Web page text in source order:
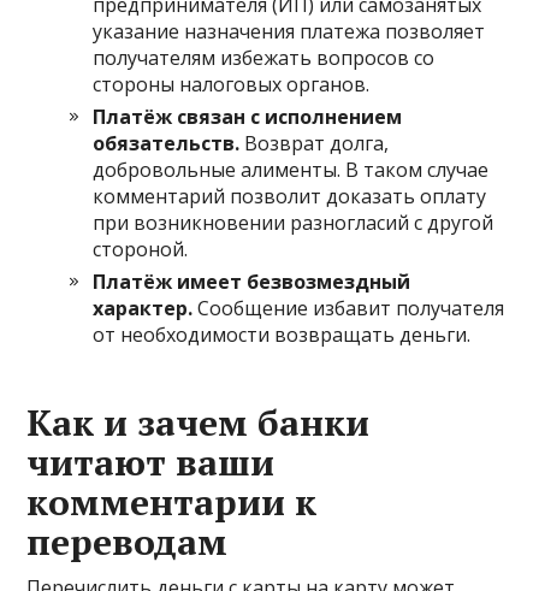
предпринимателя (ИП) или самозанятых
указание назначения платежа позволяет
получателям избежать вопросов со
стороны налоговых органов.
Платёж связан с исполнением
обязательств. Возврат долга,
добровольные алименты. В таком случае
комментарий позволит доказать оплату
при возникновении разногласий с другой
стороной.
Платёж имеет безвозмездный
характер.Сообщение избавит получателя
от необходимости возвращать деньги.
Как и зачем банки
читают ваши
комментарии к
переводам